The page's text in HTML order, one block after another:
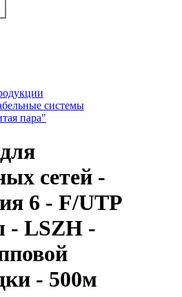
системы
пара"
сетей -
6 - F/UTP
- LSZH -
- 500м